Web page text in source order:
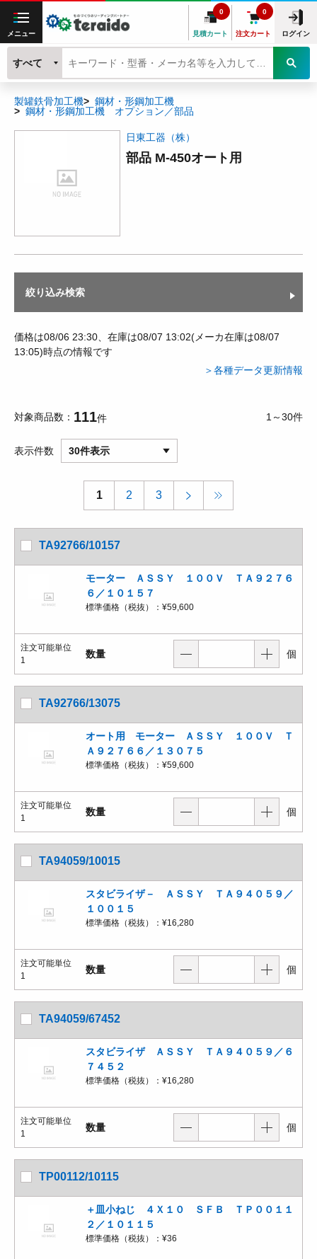
メニュー 見積カート
0
注文カート
0
ログイン
すべて
製罐鉄骨加工機
鋼材・形鋼加工機
鋼材・形鋼加工機 オプション／部品
日東工器（株）
部品 M-450オート用
絞り込み検索
価格は08/06 23:30、在庫は08/07 13:02(メーカ在庫は08/07
13:05)時点の情報です
＞各種データ更新情報
対象商品数 111件 1～30件
表示件数 30件表示
1 2 3
TA92766/10157
モーター ＡＳＳＹ １００Ｖ ＴＡ９２７６
６／１０１５７
標準価格（税抜）： ¥59,600
注文可能単位
1
数量 個
TA92766/13075
オート用 モーター ＡＳＳＹ １００Ｖ Ｔ
Ａ９２７６６／１３０７５
標準価格（税抜）： ¥59,600
注文可能単位
1
数量 個
TA94059/10015
スタビライザ－ ＡＳＳＹ ＴＡ９４０５９／
１００１５
標準価格（税抜）： ¥16,280
注文可能単位
1
数量 個
TA94059/67452
スタビライザ ＡＳＳＹ ＴＡ９４０５９／６
７４５２
標準価格（税抜）： ¥16,280
注文可能単位
1
数量 個
TP00112/10115
＋皿小ねじ ４Ｘ１０ ＳＦＢ ＴＰ００１１
２／１０１１５
標準価格（税抜）： ¥36